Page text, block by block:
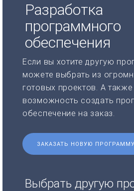
Разработка
программного
обеспечения
Если вы хотите другую
можете выбрать из
готовых проектов. А также
возможность создать
обеспечение на заказ.
ЗАКАЗАТЬ НОВУЮ ПРОГРАММУ
Выбрать другую